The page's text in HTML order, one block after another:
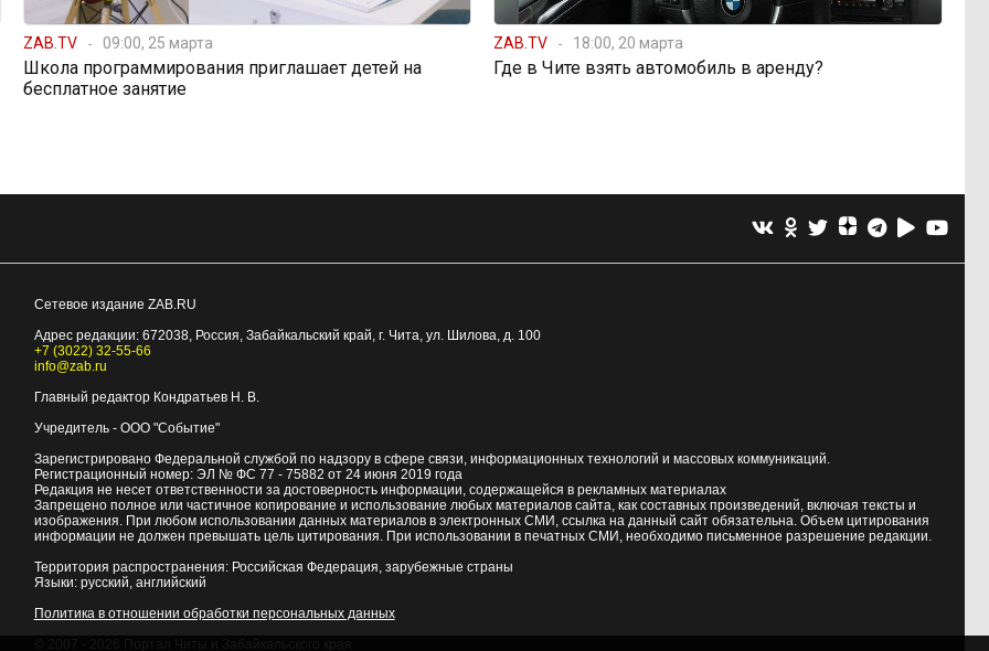
ZAB.TV 09:00, 25 марта
Школа программирования приглашает детей на
бесплатное занятие
ZAB.TV 18:00, 20 марта
Где в Чите взять автомобиль в аренду?
Сетевое издание ZAB.RU
Адрес редакции: 672038, Россия, Забайкальский край, г. Чита, ул. Шилова, д. 100
+7 (3022) 32-55-66
info@zab.ru
Главный редактор Кондратьев Н. В.
Учредитель - ООО "Событие"
Зарегистрировано Федеральной службой по надзору в сфере связи, информационных технологий и массовых коммуникаций.
Регистрационный номер: ЭЛ № ФС 77 - 75882 от 24 июня 2019 года
Редакция не несет ответственности за достоверность информации, содержащейся в рекламных материалах
Запрещено полное или частичное копирование и использование любых материалов сайта, как составных произведений, включая тексты и
изображения. При любом использовании данных материалов в электронных СМИ, ссылка на данный сайт обязательна. Объем цитирования
информации не должен превышать цель цитирования. При использовании в печатных СМИ, необходимо письменное разрешение редакции.
Территория распространения: Российская Федерация, зарубежные страны
Языки: русский, английский
Политика в отношении обработки персональных данных